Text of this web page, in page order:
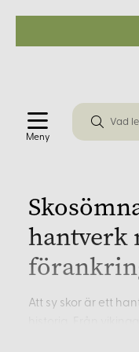
Meny
hantverk
Att sy skor är ett
renässansens mer